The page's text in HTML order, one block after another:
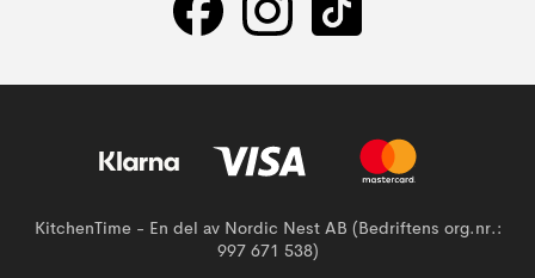
KitchenTime - En del av Nordic Nest AB (Bedriftens org.nr.:
997 671 538)